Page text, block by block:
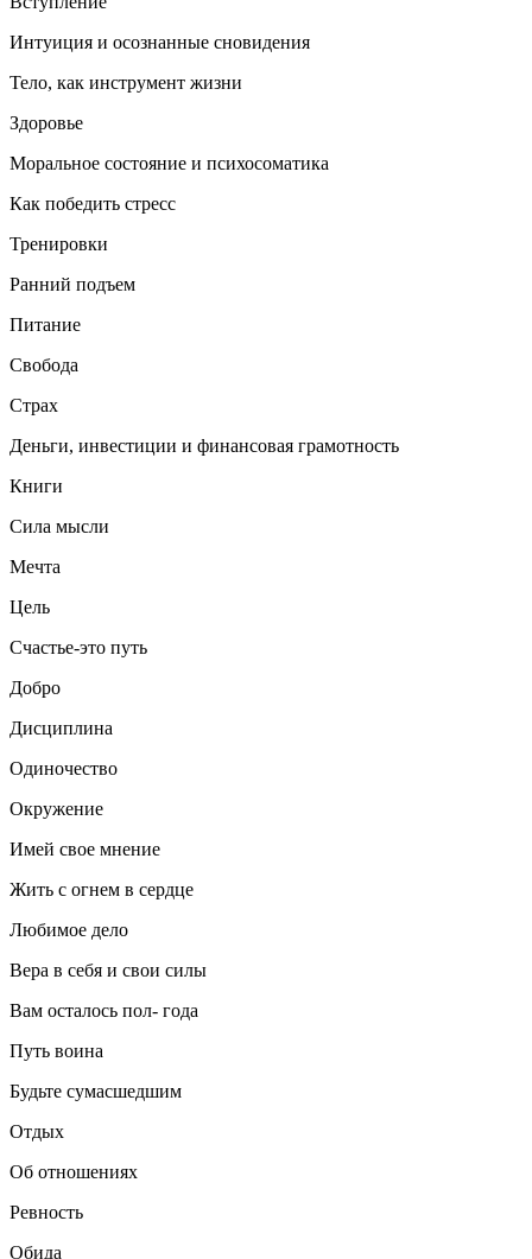
Интуиция и осознанные сновидения
Тело, как инструмент жизни
Здоровье
Моральное состояние и психосоматика
Как победить стресс
Тренировки
Ранний подъем
Питание
Свобода
Страх
Деньги, инвестиции и финансовая грамотность
Книги
Сила мысли
Мечта
Цель
Счастье-это путь
Добро
Дисциплина
Одиночество
Окружение
Имей свое мнение
Жить с огнем в сердце
Любимое дело
Вера в себя и свои силы
Вам осталось пол- года
Путь воина
Будьте сумасшедшим
Отдых
Об отношениях
Ревность
Обида